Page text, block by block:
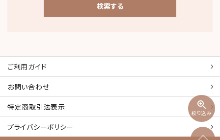
検索する
zoom_in
絞り込み
キーワード
カテゴリー
ご利用ガイド
お問い合わせ
特定商取引法表示
プライバシーポリシー